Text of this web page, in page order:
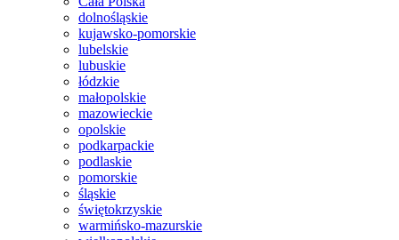
dolnośląskie
kujawsko-pomorskie
lubelskie
lubuskie
łódzkie
małopolskie
mazowieckie
opolskie
podkarpackie
podlaskie
pomorskie
śląskie
świętokrzyskie
warmińsko-mazurskie